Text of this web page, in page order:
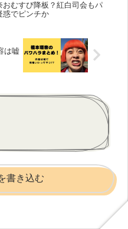
おむすび降板？紅白司会もパ
惑でピンチか
は嘘
書き込む